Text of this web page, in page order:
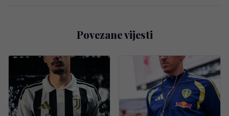
Povezane vijesti